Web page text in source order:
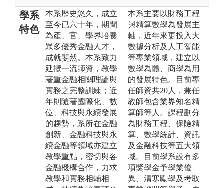
學系
特色
本系歷史悠久，成立
至今已六十年，期間
為產、官、學界培養
眾多優秀金融人才，
成就斐然。本系致力
延攬一流師資，教學
著重金融相關理論與
實務之完整訓練；近
年則隨著國際化、數
位、科技與永續發展
的趨勢，系所在金融
創新、金融科技與永
續金融等領域亦建立
教學重點，密切與各
金融機構合作，力求
教學和實務相輔相
本系主要以財務工程
與精算數學為發展主
軸，近年來更投入大
數據分析及人工智能
等專業領域，建立以
數學為體、商學為用
的發展特色。目前專
任師資共20人，兼任
教師包含業界知名精
算師等人。課程劃分
為財務工程、保險精
算、數學統計、資訊
及金融科技等五大領
域。目前學系設有多
項獎學金予學業優
異、清寒勵學及考取